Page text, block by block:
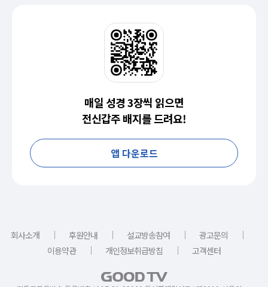
매일 성경 3장씩 읽으면
전신갑주 배지를 드려요!
앱 다운로드
회사소개 ｜ 후원안내 ｜ 설교방송참여 ｜ 광고문의
｜
이용약관
｜ 개인정보취급방침 ｜ 고객센터